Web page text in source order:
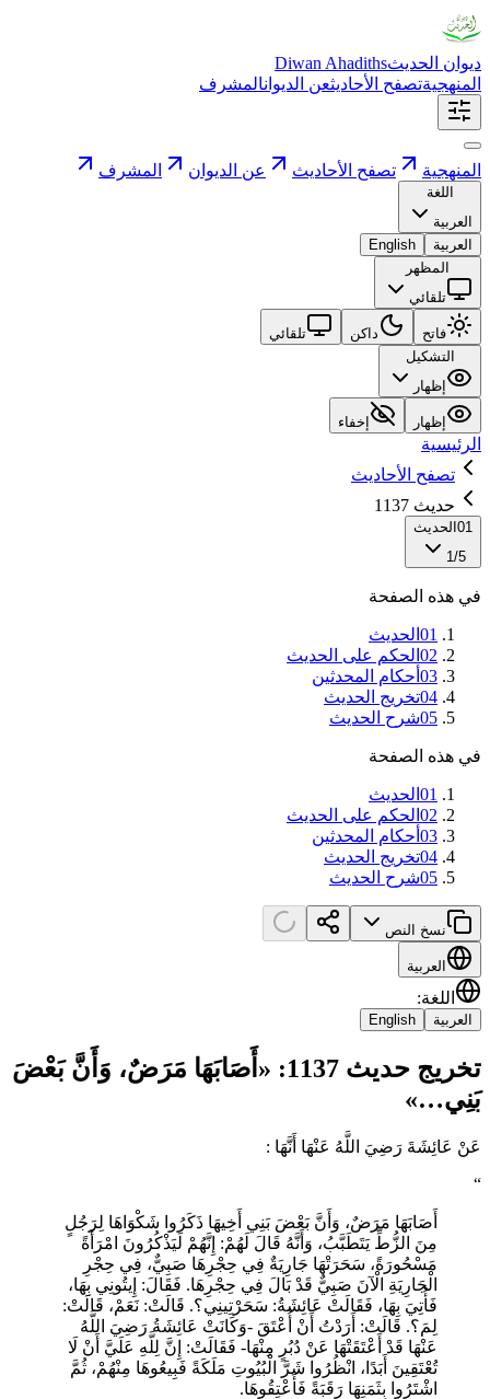
ديوان الحديثDiwan Ahadiths
المنهجيةتصفح الأحاديثعن الديوانالمشرف
المنهجية تصفح الأحاديث عن الديوان المشرف
اللغة
العربية
العربية
English
المظهر
تلقائي
فاتح داكن
تلقائي
التشكيل
إظهار
إظهار إخفاء
الرئيسية
تصفح الأحاديث
حديث 1137
01 الحديث
1/5
في هذه الصفحة
01 الحديث
02 الحكم على الحديث
03 أحكام المحدثين
04تخريج الحديث
05شرح الحديث
في هذه الصفحة
01 الحديث
02 الحكم على الحديث
03 أحكام المحدثين
04تخريج الحديث
05شرح الحديث
نسخ النص
العربية
اللغة:
العربية English
تخريج حديث 1137: «أَصَابَهَا مَرَضٌ، وَأَنَّ بَعْضَ
بَنِي…»
عَنْ عَائِشَةَ رَضِيَ اللَّهُ عَنْهَا أَنَّهَا :
“
أَصَابَهَا مَرَضٌ، وَأَنَّ بَعْضَ بَنِي أَخِيهَا ذَكَرُوا شَكْوَاهَا لِرَجُلٍ
مِنَ الزُّطِّ يَتَطَبَّبُ، وَأَنَّهُ قَالَ لَهُمْ: إِنَّهُمْ لَيَذْكُرُونَ امْرَأَةً
مَسْحُورَةً، سَحَرَتْهَا جَارِيَةٌ فِي حِجْرِهَا صَبِيٌّ، فِي حِجْرِ
الْجَارِيَةِ الْآنَ صَبِيٌّ قَدْ بَالَ فِي حِجْرِهَا. فَقَالَ: إِيتُونِي بِهَا،
فَأُتِيَ بِهَا، فَقَالَتْ عَائِشَةُ: سَحَرْتِينِي؟. قَالَتْ: نَعَمْ، قَالَتْ:
لِمَ؟. قَالَتْ: أَرَدْتُ أَنْ أُعْتَقَ -وَكَانَتْ عَائِشَةُ رَضِيَ اللَّهُ
عَنْهَا قَدْ أَعْتَقَتْهَا عَنْ دُبُرٍ مِنْهَا- فَقَالَتْ: إِنَّ لِلَّهِ عَلَيَّ أَنْ لَا
تُعْتَقِينَ أَبَدًا، انْظُرُوا شَرَّ الْبُيُوتِ مَلَكَةً فَبِيعُوهَا مِنْهُمْ، ثُمَّ
اشْتَرُوا بِثَمَنِهَا رَقَبَةً فَأَعْتِقُوهَا.